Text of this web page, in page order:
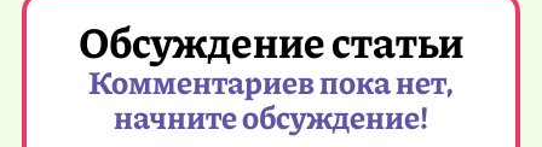
Обсуждение статьи
Комментариев пока нет,
начните обсуждение!